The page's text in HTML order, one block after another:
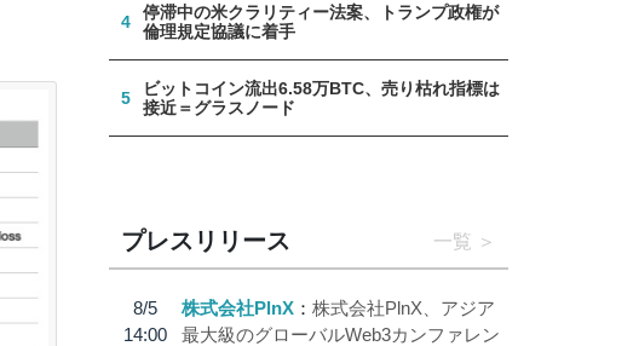
4
停滞中の米クラリティー法案、トランプ政権が
倫理規定協議に着手
5
ビットコイン流出6.58万BTC、売り枯れ指標は
接近＝グラスノード
プレスリリース 一覧
8/5
14:00
株式会社PlnX
株式会社PlnX、アジア
最大級のグローバルWeb3カンファレン